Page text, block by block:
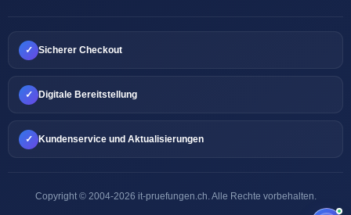
✓ Sicherer Checkout
✓ Digitale Bereitstellung
✓ Kundenservice und Aktualisierungen
Copyright © 2004-2026 it-pruefungen.ch. Alle Rechte vorbehalten.